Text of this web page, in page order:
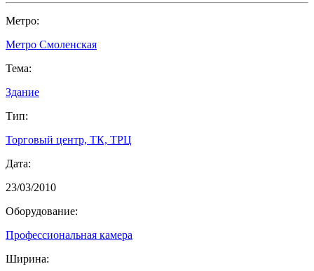
Метро:
Метро Смоленская
Тема:
Здание
Тип:
Торговый центр, ТК, ТРЦ
Дата:
23/03/2010
Оборудование:
Профессиональная камера
Ширина: